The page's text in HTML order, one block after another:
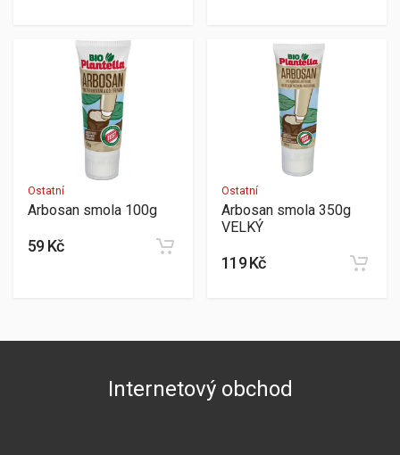
Ostatní
Arbosan smola 100g
59 Kč
Ostatní
Arbosan smola 350g
VELKÝ
119 Kč
Internetový obchod